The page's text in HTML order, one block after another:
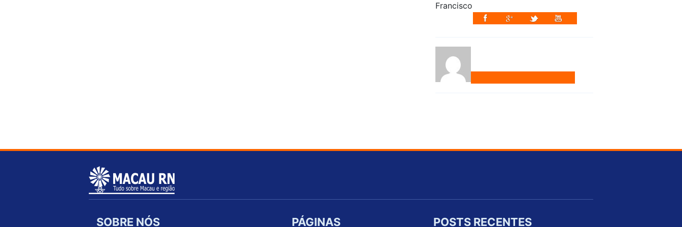
SOBRE NÓS PÁGINAS POSTS RECENTES